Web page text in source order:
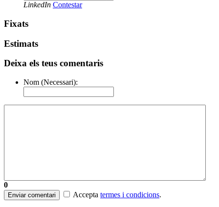
LinkedIn Contestar
Fixats
Estimats
Deixa els teus comentaris
Nom (Necessari):
0
Enviar comentari Accepta termes i condicions.